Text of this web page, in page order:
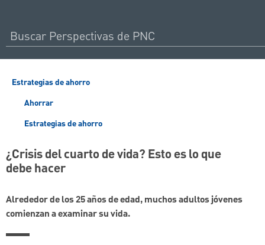
Estrategias de ahorro
Ahorrar
Estrategias de ahorro
¿Crisis del cuarto de vida? Esto es lo que
debe hacer
Alrededor de los 25 años de edad, muchos adultos jóvenes
comienzan a examinar su vida.